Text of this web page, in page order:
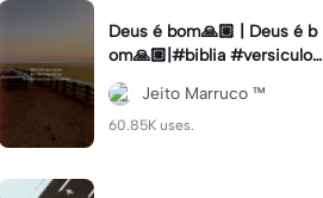
Deus é bom🙏🏼 | Deus é b
om🙏🏼|#biblia #versiculo
#cristao #agro #tipografia
#fy #fypJeito Marruco ™️
60.85K uses.